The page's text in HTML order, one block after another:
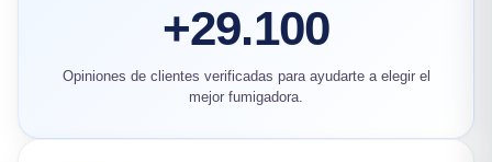
+29.100
Opiniones de clientes verificadas para ayudarte a elegir el
mejor fumigadora.